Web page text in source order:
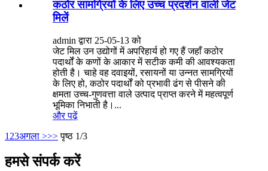
कठोर सामग्रियों के लिए उच्च प्रदर्शन वाली जेट
मिलें
admin द्वारा 25-05-13 को
जेट मिल उन उद्योगों में अपरिहार्य हो गए हैं जहाँ कठोर
पदार्थों के कणों के आकार में सटीक कमी की आवश्यकता
होती है। चाहे वह दवाइयों, रसायनों या उन्नत सामग्रियों
के लिए हो, कठोर पदार्थों को प्रभावी ढंग से पीसने की
क्षमता उच्च-गुणवत्ता वाले उत्पाद प्राप्त करने में महत्वपूर्ण
भूमिका निभाती है।...
और पढ़ें
1 23अगला >>> पृष्ठ 1/3
हमसे संपर्क करें